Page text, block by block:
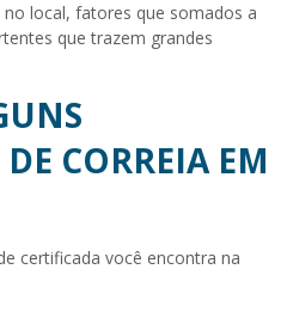
local, fatores que somados a
que trazem grandes
CORREIA EM
certificada você encontra na